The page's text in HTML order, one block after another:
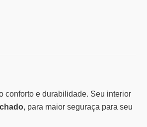
conforto e durabilidade. Seu interior
, para maior seguraça para seu